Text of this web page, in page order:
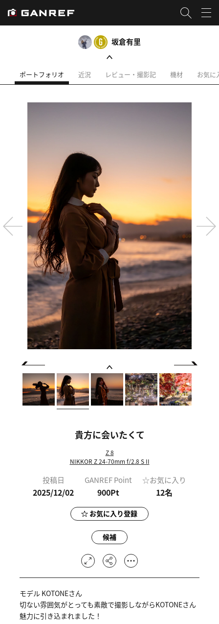
坂倉有里
ポートフォリオ 近況 レビュー・撮影記 機材 お気に
貴方に会いたくて
Z 8
NIKKOR Z 24-70mm f/2.8 S II
投稿日
2025/12/02
GANREF Point
900Pt
☆お気に入り
12名
お気に入り登録
候補
モデル KOTONEさん
切ない雰囲気がとっても素敵で撮影しながらKOTONEさん
魅力に引き込まれました！